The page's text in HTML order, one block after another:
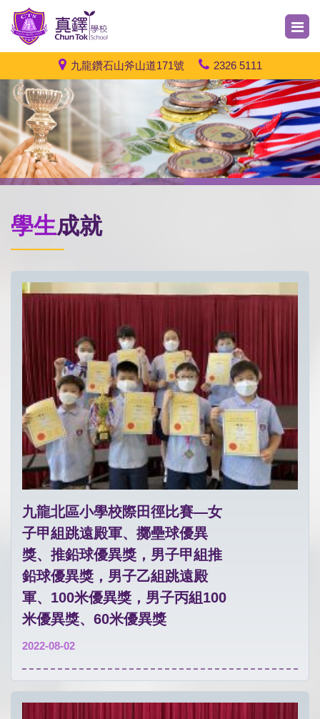
九龍鑽石山斧山道171號 2326 5111
學生成就
九龍北區小學校際田徑比賽—女
子甲組跳遠殿軍、擲壘球優異
獎、推鉛球優異獎，男子甲組推
鉛球優異獎，男子乙組跳遠殿
軍、100米優異獎，男子丙組100
米優異獎、60米優異獎
2022-08-02